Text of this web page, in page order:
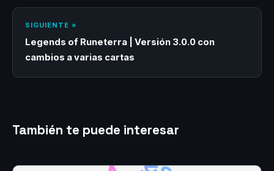
SIGUIENTE »
Legends of Runeterra | Versión 3.0.0 con
cambios a varias cartas
También te puede interesar